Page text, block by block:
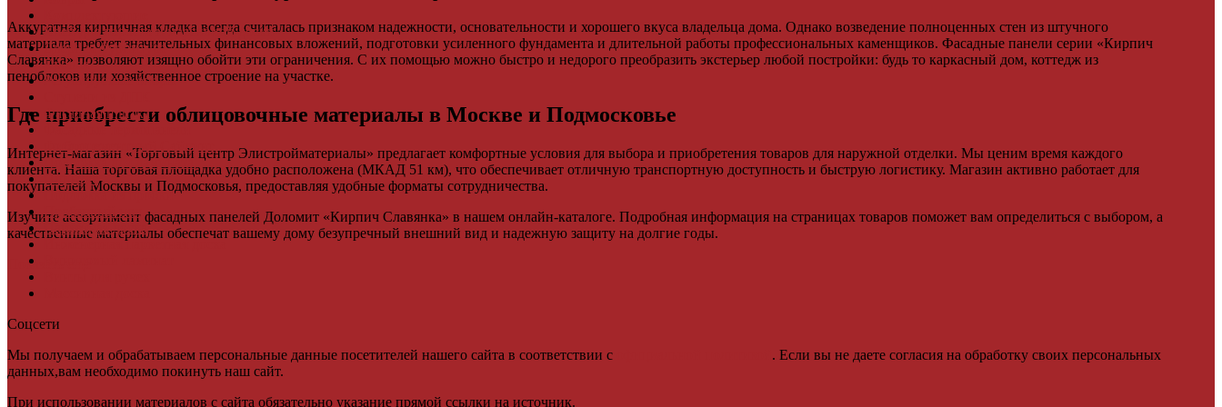
Аккуратная кирпичная кладка всегда считалась признаком надежности, основательности и хорошего вкуса владельца дома. Однако возведение полноценных стен из штучного
материала требует значительных финансовых вложений, подготовки усиленного фундамента и длительной работы профессиональных каменщиков. Фасадные панели серии «Кирпич
Славянка» позволяют изящно обойти эти ограничения. С их помощью можно быстро и недорого преобразить экстерьер любой постройки: будь то каркасный дом, коттедж из
пеноблоков или хозяйственное строение на участке.
Где приобрести облицовочные материалы в Москве и Подмосковье
Интернет-магазин «Торговый центр Элистройматериалы» предлагает комфортные условия для выбора и приобретения товаров для наружной отделки. Мы ценим время каждого
клиента. Наша торговая площадка удобно расположена (МКАД 51 км), что обеспечивает отличную транспортную доступность и быструю логистику. Магазин активно работает для
покупателей Москвы и Подмосковья, предоставляя удобные форматы сотрудничества.
Изучите ассортимент фасадных панелей Доломит «Кирпич Славянка» в нашем онлайн-каталоге. Подробная информация на страницах товаров поможет вам определиться с выбором, а
качественные материалы обеспечат вашему дому безупречный внешний вид и надежную защиту на долгие годы.
Показать еще
Клей для паркета и массивной доски
Дверная фурнитура
Кровля
Регулируемые опоры
Фасадная плитка
Фасадные термопанели
Фиброцементный Сайдинг
Подложка для ламината
Плинтус
Подложка из пробки
Пробковый пол
Паркетная доска
Инженерная паркетная доска
Соцсети
Мы получаем и обрабатываем персональные данные посетителей нашего сайта в соответствии с
. Если вы не даете согласия на обработку своих персональных
данных,вам необходимо покинуть наш сайт.
При использовании материалов с сайта обязательно указание прямой ссылки на источник.